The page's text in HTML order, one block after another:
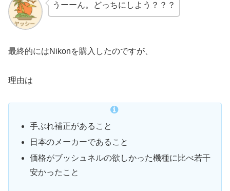
うーーん。どっちにしよう？？？
最終的にはNikonを購入したのですが、
理由は
手ぶれ補正があること
日本のメーカーであること
価格がブッシュネルの欲しかった機種に比べ若干
安かったこと